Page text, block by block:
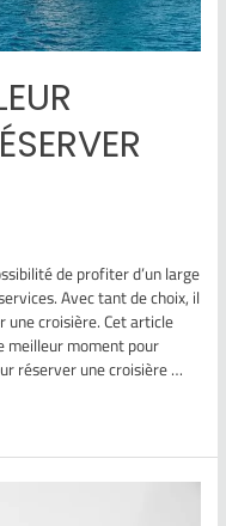
de profiter d’un large
Avec tant de choix, il
croisière. Cet article
meilleur moment pour
réserver une croisière …